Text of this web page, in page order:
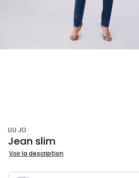
LIU JO
Jean slim
Voir la description